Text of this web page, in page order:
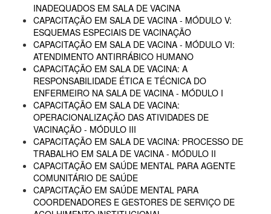
INADEQUADOS EM SALA DE VACINA
CAPACITAÇÃO EM SALA DE VACINA - MÓDULO V:
ESQUEMAS ESPECIAIS DE VACINAÇÃO
CAPACITAÇÃO EM SALA DE VACINA - MÓDULO VI:
ATENDIMENTO ANTIRRÁBICO HUMANO
CAPACITAÇÃO EM SALA DE VACINA: A
RESPONSABILIDADE ÉTICA E TÉCNICA DO
ENFERMEIRO NA SALA DE VACINA - MÓDULO I
CAPACITAÇÃO EM SALA DE VACINA:
OPERACIONALIZAÇÃO DAS ATIVIDADES DE
VACINAÇÃO - MÓDULO III
CAPACITAÇÃO EM SALA DE VACINA: PROCESSO DE
TRABALHO EM SALA DE VACINA - MÓDULO II
CAPACITAÇÃO EM SAÚDE MENTAL PARA AGENTE
COMUNITÁRIO DE SAÚDE
CAPACITAÇÃO EM SAÚDE MENTAL PARA
COORDENADORES E GESTORES DE SERVIÇO DE